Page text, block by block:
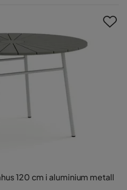
120 cm i aluminium metall